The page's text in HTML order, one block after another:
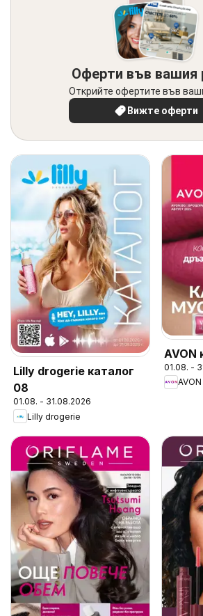
Оферти във вашия
Открийте офертите във
Вижте оферти
Lilly drogerie каталог
08
01.08. - 31.08.2026
Lilly drogerie
AVON
01.08. -
AVON